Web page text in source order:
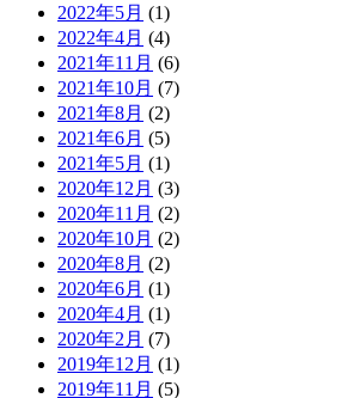
2022年5月 (1)
2022年4月 (4)
2021年11月 (6)
2021年10月 (7)
2021年8月 (2)
2021年6月 (5)
2021年5月 (1)
2020年12月 (3)
2020年11月 (2)
2020年10月 (2)
2020年8月 (2)
2020年6月 (1)
2020年4月 (1)
2020年2月 (7)
2019年12月 (1)
2019年11月 (5)